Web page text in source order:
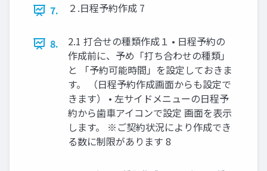
7.
２.日程予約作成 7
8.
2.1 打合せの種類作成１ • 日程予約の
作成前に、予め「打ち合わせの種類」
と 「予約可能時間」を設定しておきま
す。 （日程予約作成画面からも設定で
きます） • 左サイドメニューの日程予
約から歯車アイコンで設定 画面を表示
します。 ※ご契約状況により作成でき
る数に制限があります 8